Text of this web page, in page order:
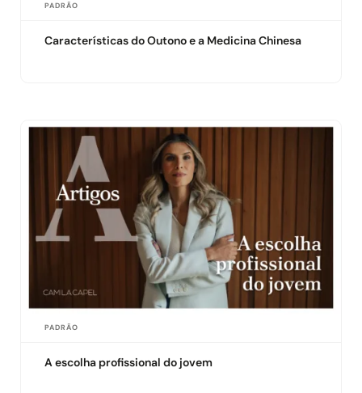
PADRÃO
Características do Outono e a Medicina Chinesa
PADRÃO
A escolha profissional do jovem